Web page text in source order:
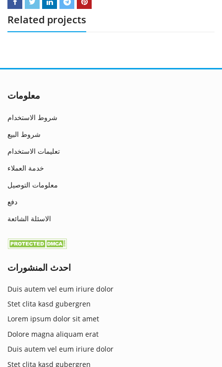
Related projects
معلومات
شروط الاستخدام
شروط البيع
تعليمات الاستخدام
خدمة العملاء
معلومات التوصيل
دفع
الاسئلة الشائعة
احدث المنشورات
Duis autem vel eum iriure dolor
Stet clita kasd gubergren
Lorem ipsum dolor sit amet
Dolore magna aliquam erat
Duis autem vel eum iriure dolor
Stet clita kasd gubergren